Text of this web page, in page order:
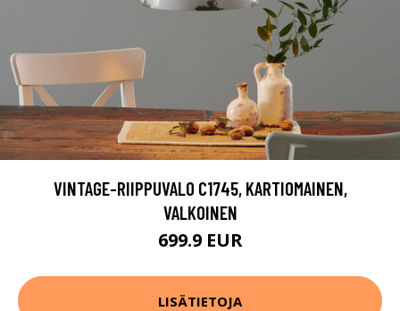
VINTAGE-RIIPPUVALO C1745, KARTIOMAINEN,
VALKOINEN
699.9 EUR
LISÄTIETOJA